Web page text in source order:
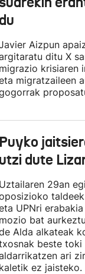
Aizpun
ditu X
krisiaren
migratzaileen
dute
29an
UPNri
bat
Alda alkateak
beste toki
ari
ez jaisteko.